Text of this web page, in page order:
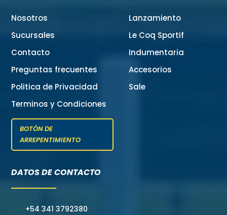
Nosotros
Sucursales
Contacto
Preguntas frecuentes
Politica de Privacidad
Terminos y Condiciones
BOTÓN DE
ARREPENTIMIENTO
Lanzamiento
Le Coq Sportif
Indumentaria
Accesorios
Sale
DATOS DE CONTACTO
+54 341 3792380